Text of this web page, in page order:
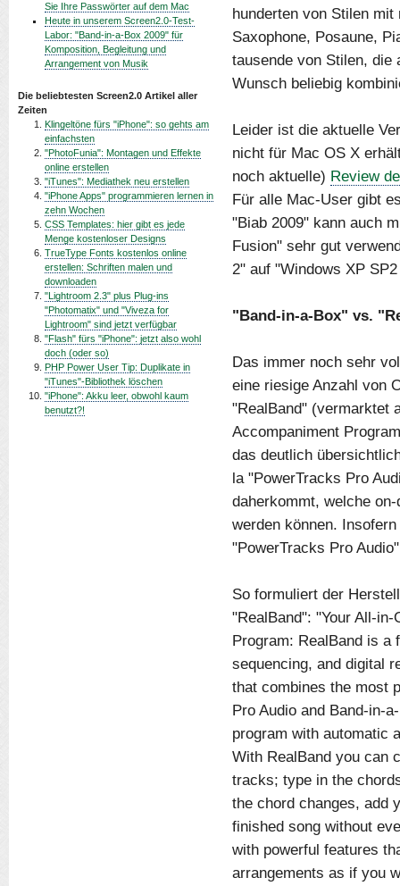
Sie Ihre Passwörter auf dem Mac
Heute in unserem Screen2.0-Test-
Labor: "Band-in-a-Box 2009" für
Komposition, Begleitung und
Arrangement von Musik
Die beliebtesten Screen2.0 Artikel aller
Zeiten
Klingeltöne fürs "iPhone": so gehts am
einfachsten
"PhotoFunia": Montagen und Effekte
online erstellen
"iTunes": Mediathek neu erstellen
"iPhone Apps" programmieren lernen in
zehn Wochen
CSS Templates: hier gibt es jede
Menge kostenloser Designs
TrueType Fonts kostenlos online
erstellen: Schriften malen und
downloaden
"Lightroom 2.3" plus Plug-ins
"Photomatix" und "Viveza for
Lightroom" sind jetzt verfügbar
"Flash" fürs "iPhone": jetzt also wohl
doch (oder so)
PHP Power User Tip: Duplikate in
"iTunes"-Bibliothek löschen
"iPhone": Akku leer, obwohl kaum
benutzt?!
hunderten von Stilen
Saxophone, Posaune,
tausende von Stilen, die
Wunsch beliebig
Leider ist die aktuelle
nicht für Mac OS X
noch aktuelle) Review
Für alle Mac-User gibt
"Biab 2009" kann auch
Fusion" sehr gut
2" auf "Windows XP
"Band-in-a-Box" vs.
Das immer noch sehr
eine riesige Anzahl von
"RealBand" (vermarktet
Accompaniment
das deutlich
la "PowerTracks Pro
daherkommt, welche
werden können.
"PowerTracks Pro
So formuliert der
"RealBand": "Your All-
Program: RealBand is a
sequencing, and digital
that combines the most
Pro Audio and Band-in-
program with automatic
With RealBand you can
tracks; type in the
the chord changes, add
finished song without
with powerful features
arrangements as if you